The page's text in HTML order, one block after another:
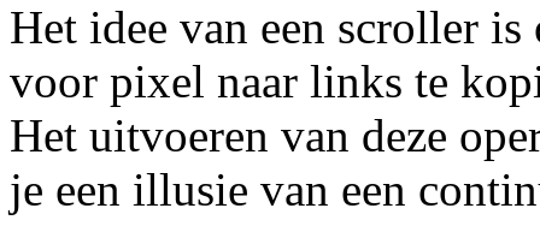
Het idee van een scroller
voor pixel naar links te
Het uitvoeren van deze
je een illusie van een